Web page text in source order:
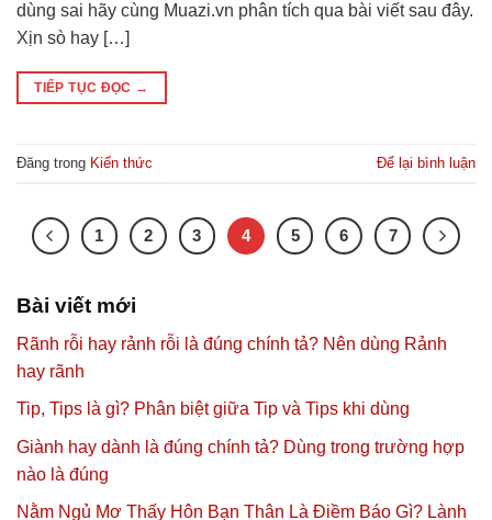
dùng sai hãy cùng Muazi.vn phân tích qua bài viết sau đây.
Xịn sò hay […]
TIẾP TỤC ĐỌC →
Đăng trong Kiến thức Để lại bình luận
1 2 3 4 5 6 7
Bài viết mới
Rãnh rỗi hay rảnh rỗi là đúng chính tả? Nên dùng Rảnh
hay rãnh
Tip, Tips là gì? Phân biệt giữa Tip và Tips khi dùng
Giành hay dành là đúng chính tả? Dùng trong trường hợp
nào là đúng
Nằm Ngủ Mơ Thấy Hôn Bạn Thân Là Điềm Báo Gì? Lành